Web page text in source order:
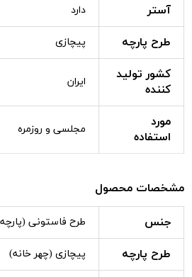
آستر دارد
طرح پارچه پیچازی
کشور تولید
کننده
ایران
مورد
استفاده
مجلسی و روزمره
مشخصات محصول
جنس طرح فاستونی
طرح پارچه پیچازی (چهر خانه)